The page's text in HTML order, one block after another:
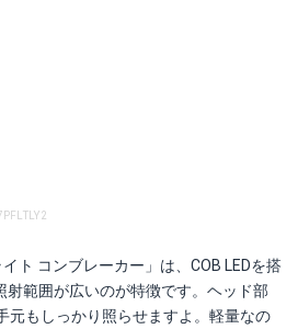
ト コンブレーカー」は、COB LEDを搭
射範囲が広いのが特徴です。ヘッド部
元もしっかり照らせますよ。軽量なの